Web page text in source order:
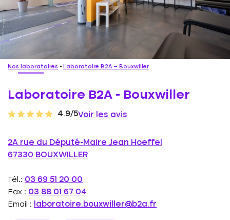
Nos laboratoires - Laboratoire B2A – Bouxwiller
Laboratoire B2A - Bouxwiller
4.9/5Voir les avis
2A rue du Député-Maire Jean Hoeffel
67330 BOUXWILLER
Tél.: 03 69 51 20 00
Fax : 03 88 01 67 04
Email :
laboratoire.bouxwiller@b2a.fr